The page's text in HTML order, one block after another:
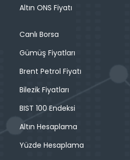
Altın ONS Fiyatı
Canlı Borsa
Gümüş Fiyatları
Brent Petrol Fiyatı
Bilezik Fiyatları
BIST 100 Endeksi
Altın Hesaplama
Yüzde Hesaplama